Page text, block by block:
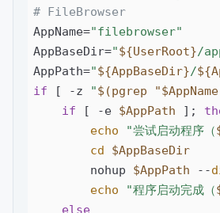
# FileBrowser
AppName="filebrowser"
AppBaseDir="${UserRoot}/
AppPath="${AppBaseDir}/
if [ -z "$(pgrep
if [ -e $AppPath ];
echo
"尝试启动程序（
cd
$AppBaseDir
        nohup
$AppPath --
echo
"程序启动完成（
else